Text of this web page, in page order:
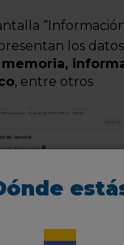
los
, entre otros